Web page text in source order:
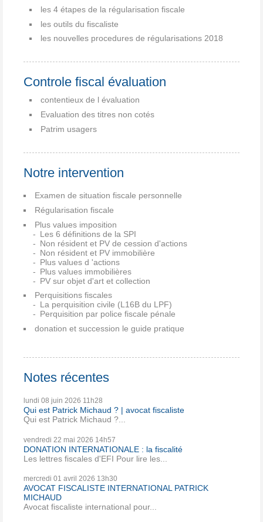
les 4 étapes de la régularisation fiscale
les outils du fiscaliste
les nouvelles procedures de régularisations 2018
Controle fiscal évaluation
contentieux de l évaluation
Evaluation des titres non cotés
Patrim usagers
Notre intervention
Examen de situation fiscale personnelle
Régularisation fiscale
Plus values imposition
Les 6 définitions de la SPI
Non résident et PV de cession d'actions
Non résident et PV immobilière
Plus values d 'actions
Plus values immobilières
PV sur objet d'art et collection
Perquisitions fiscales
La perquisition civile (L16B du LPF)
Perquisition par police fiscale pénale
donation et succession le guide pratique
Notes récentes
lundi 08 juin 2026 11h28
Qui est Patrick Michaud ? | avocat fiscaliste
Qui est Patrick Michaud ?...
vendredi 22 mai 2026 14h57
DONATION INTERNATIONALE : la fiscalité
Les lettres fiscales d'EFI Pour lire les...
mercredi 01 avril 2026 13h30
AVOCAT FISCALISTE INTERNATIONAL PATRICK
MICHAUD
Avocat fiscaliste international pour...